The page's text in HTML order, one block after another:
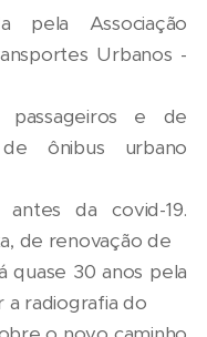
pela Associação
Urbanos -
e de
ônibus urbano
da covid-19.
de renovação de
quase 30 anos pela
a radiografia do